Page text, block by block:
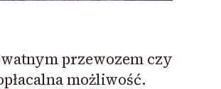
przewozem czy
możliwość.